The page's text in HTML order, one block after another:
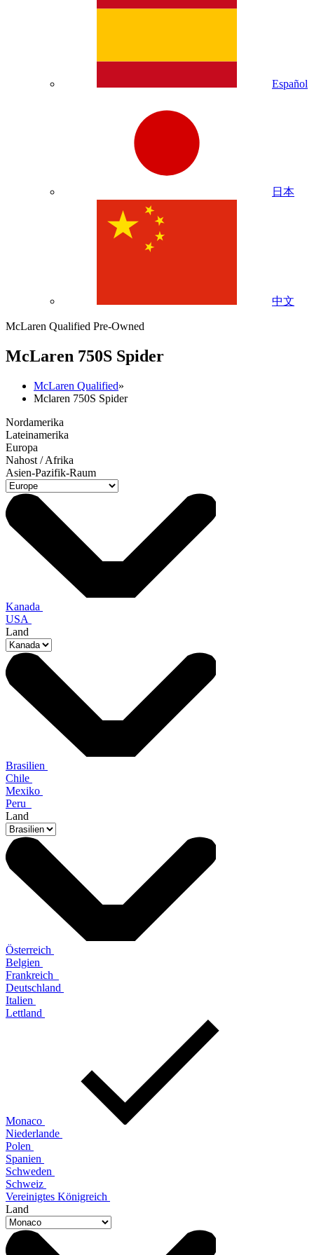
Español
日本
中文
McLaren Qualified Pre-Owned
McLaren 750S Spider
McLaren Qualified»
Mclaren 750S Spider
Nordamerika
Lateinamerika
Europa
Nahost / Afrika
Asien-Pazifik-Raum
Kanada
USA
Land
Brasilien
Chile
Mexiko
Peru
Land
Österreich
Belgien
Frankreich
Deutschland
Italien
Lettland
Monaco
Niederlande
Polen
Spanien
Schweden
Schweiz
Vereinigtes Königreich
Land